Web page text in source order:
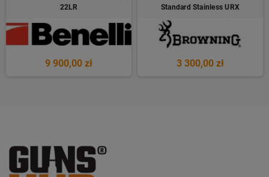
22LR
9 900,00 zł
Standard Stainless URX
3 300,00 zł